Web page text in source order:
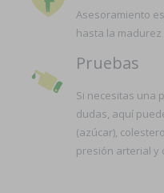
Asesoramiento
hasta la madurez
Pruebas
Si necesitas una
dudas, aquí
(azúcar),
presión arterial y